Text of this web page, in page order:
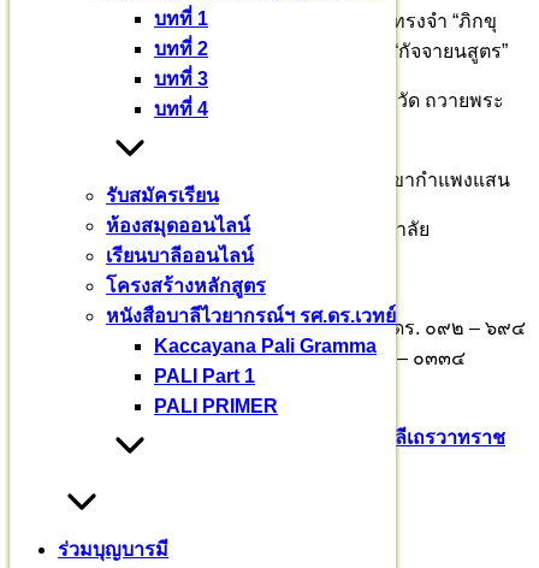
บทที่ 1
บทที่ 2
บทที่ 3
บทที่ 4
รับสมัครเรียน
ห้องสมุดออนไลน์
เรียนบาลีออนไลน์
โครงสร้างหลักสูตร
หนังสือบาลีไวยากรณ์ฯ รศ.ดร.เวทย์
Kaccayana Pali Gramma
PALI Part 1
PALI PRIMER
ร่วมบุญบารมี
บัดนี้ มีพระสงฆ์จาก ๒๙ จังหวัดทั่วประเทศ สวดทรงจำ “ภิกขุ
ปาติโมกข์” ศากยบุตรสามเณรสีหะ สวดทรงจำ “กัจจายนสูตร”
ขอเชิญสาธุชน อุปถัมภ์ เรือนว่าง กลด เครื่องจำวัด ถวายพระ
ร่วมบุญบารมี สร้างศาสนทายาท ธ.กรุงไทย สาขากำแพงแสน
ชื่อบัญชี มหาวชิราลงกรณบาลีเถรวาทราชวิทยาลัย
เลขที่ : 726-0-76552-6
ติดต่อร่วมบุญอุปถัมภ์ พระธรรมวชิราจารย์ รศ.ดร. ๐๙๒ – ๖๙๔
– ๘๘๘๓ พระมหาธีรเพชร ธีรเวที ๐๘๙ – ๘๙๙ – ๐๓๓๔
รศ.ดร.เวทย์ บรรณกรกุล ๐๘๑ – ๙๔๓ – ๒๖๖๕
Pali English บาลีเถรวาท
มหาวชิราลงกรณ​บาลี​เถรวาท​ราช​